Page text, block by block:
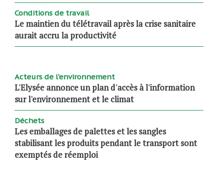
Conditions de travail
Le maintien du télétravail après la crise sanitaire
aurait accru la productivité
Acteurs de l'environnement
L'Elysée annonce un plan d'accès à l'information
sur l'environnement et le climat
Déchets
Les emballages de palettes et les sangles
stabilisant les produits pendant le transport sont
exemptés de réemploi